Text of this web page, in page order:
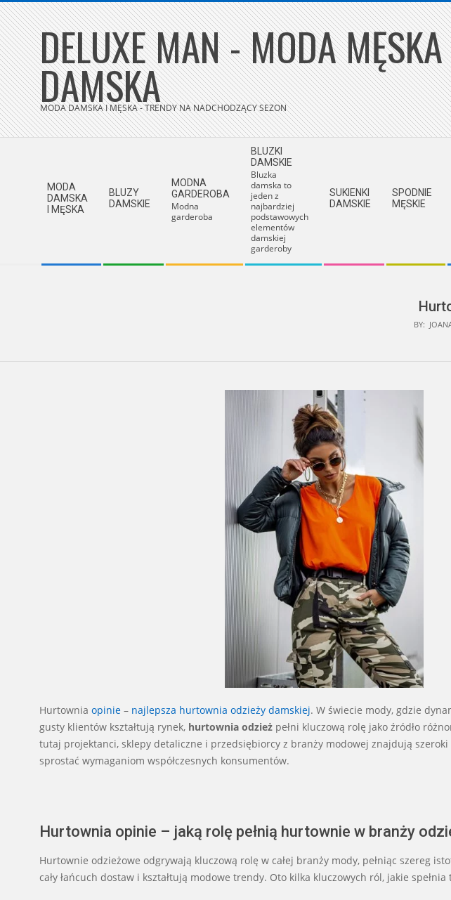
Skip
to
content DELUXE MAN - MODA
DAMSKA
MODA DAMSKA I MĘSKA - TRENDY NA NADCHODZĄCY SEZON
MODA
DAMSKA
I MĘSKA
BLUZY
DAMSKIE
MODNA
GARDEROBA
Modna
garderoba
BLUZKI
DAMSKIE
Bluzka
damska to
jeden z
najbardziej
podstawowych
elementów
damskiej
garderoby
SUKIENKI
DAMSKIE
SPODNIE
MĘSKIE
BY:
Hurtownia opinie – najlepsza hurtownia odzieży damskiej. W świecie mody, gdzie
gusty klientów kształtują rynek, hurtownia odzież pełni kluczową rolę jako źródło
tutaj projektanci, sklepy detaliczne i przedsiębiorcy z branży modowej znajdują
sprostać wymaganiom współczesnych konsumentów.
Hurtownia opinie – jaką rolę pełnią hurtownie w branży
Hurtownie odzieżowe odgrywają kluczową rolę w całej branży mody, pełniąc szereg
cały łańcuch dostaw i kształtują modowe trendy. Oto kilka kluczowych ról, jakie spełnia